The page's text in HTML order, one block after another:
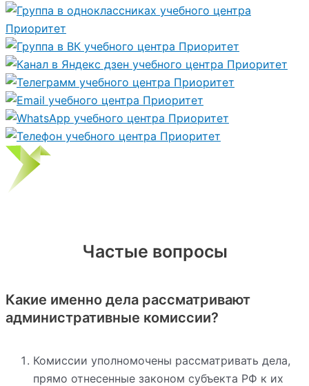
Частые вопросы
Какие именно дела рассматривают
административные комиссии?
Комиссии уполномочены рассматривать дела,
прямо отнесенные законом субъекта РФ к их